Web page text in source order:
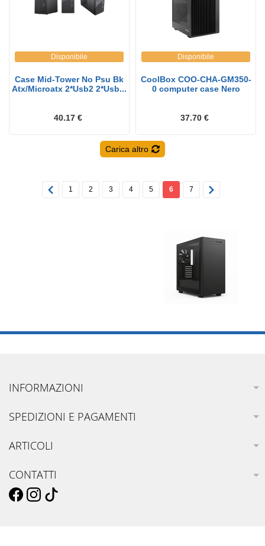
Disponibile
Case Mid-Tower No Psu Bk
Atx/Microatx 2*Usb2 2*Usb...
40.17 €
Disponibile
CoolBox COO-CHA-GM350-
0 computer case Nero
37.70 €
Carica altro
1 2 3 4 5 6 7
INFORMAZIONI
SPEDIZIONI E PAGAMENTI
ARTICOLI
CONTATTI